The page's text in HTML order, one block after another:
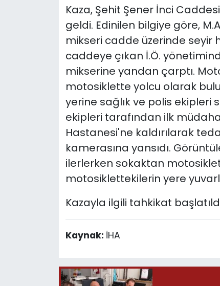
Kaza, Şehit Şener İnci
geldi. Edinilen bilgiye göre,
mikseri cadde üzerinde seyir
caddeye çıkan İ.Ö.
mikserine yandan çarptı.
motosiklette yolcu olarak
yerine sağlık ve polis ekipleri
ekipleri tarafından ilk
Hastanesi'ne kaldırılarak
kamerasına yansıdı.
ilerlerken sokaktan
motosiklettekilerin yere
Kazayla ilgili tahkikat
Kaynak: İHA
11:11 MANŞET